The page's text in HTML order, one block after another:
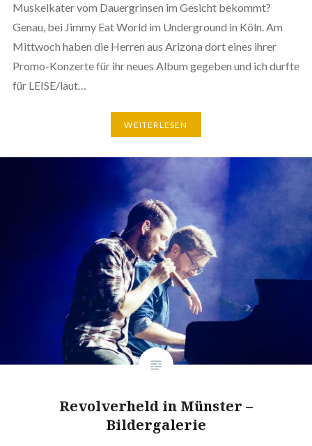
Muskelkater vom Dauergrinsen im Gesicht bekommt?
Genau, bei Jimmy Eat World im Underground in Köln. Am
Mittwoch haben die Herren aus Arizona dort eines ihrer
Promo-Konzerte für ihr neues Album gegeben und ich durfte
für LEISE/laut…
WEITERLESEN
Revolverheld in Münster –
Bildergalerie